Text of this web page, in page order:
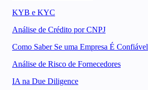
KYB e KYC
Análise de Crédito por CNPJ
Como Saber Se uma Empresa É Confiável
Análise de Risco de Fornecedores
IA na Due Diligence